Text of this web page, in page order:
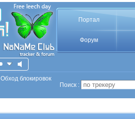
Портал
Форум
Обход блокировок
Поиск :